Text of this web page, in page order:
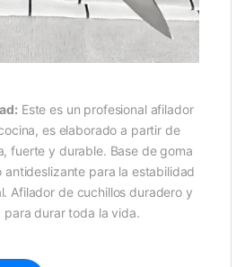
Este es un profesional afilador
es elaborado a partir de
fuerte y durable. Base de goma
antideslizante para la estabilidad
Afilador de cuchillos duradero y
para durar toda la vida.